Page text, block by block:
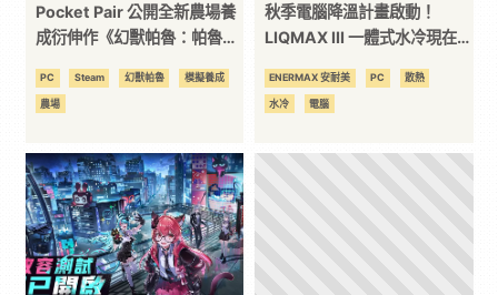
位
資
訊
平
Pocket Pair 公開全新農場養
成衍伸作《幻獸帕魯：帕魯農
PC Steam 幻獸帕魯 模擬養成
農場
秋季電腦降溫計畫啟動！
LIQMAX III 一體式水冷現在入
ENERMAX 安耐美 PC 散熱
水冷 電腦